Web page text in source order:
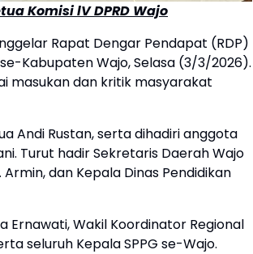
Komisi lV DPRD Wajo
Rapat Dengar Pendapat (RDP)
Kabupaten Wajo, Selasa (3/3/2026).
masukan dan kritik masyarakat
Andi Rustan, serta dihadiri anggota
Turut hadir Sekretaris Daerah Wajo
dan Kepala Dinas Pendidikan
Ernawati, Wakil Koordinator Regional
seluruh Kepala SPPG se-Wajo.